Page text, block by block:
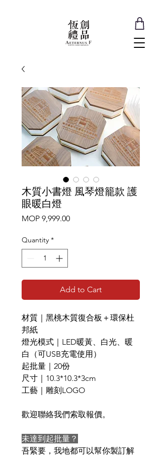
木質小書燈 風琴燈籠款 護
眼暖白燈
MOP 9,999.00Price
Quantity *
Add to Cart
材質｜黑桃木質復合板＋環保杜
邦紙
燈光模式｜LED暖黃、白光、暖
白（可USB充電使用）
起批量｜20份
尺寸｜10.3*10.3*3cm
工藝｜雕刻LOGO
歡迎聯絡我們索取報價。
未達到起批量？
吾緊要，我地都可以幫你製訂解